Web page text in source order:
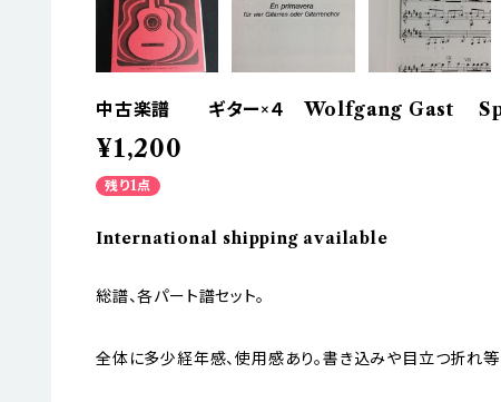
中古楽譜 ギター×４ Wolfgang Gast
¥1,200
残り1点
International shipping available
総譜、各パート譜セット。
全体に多少経年感、使用感あり。書き込みや目立つ折れ等